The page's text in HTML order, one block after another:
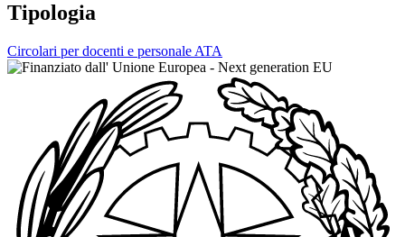
Tipologia
Circolari per docenti e personale ATA